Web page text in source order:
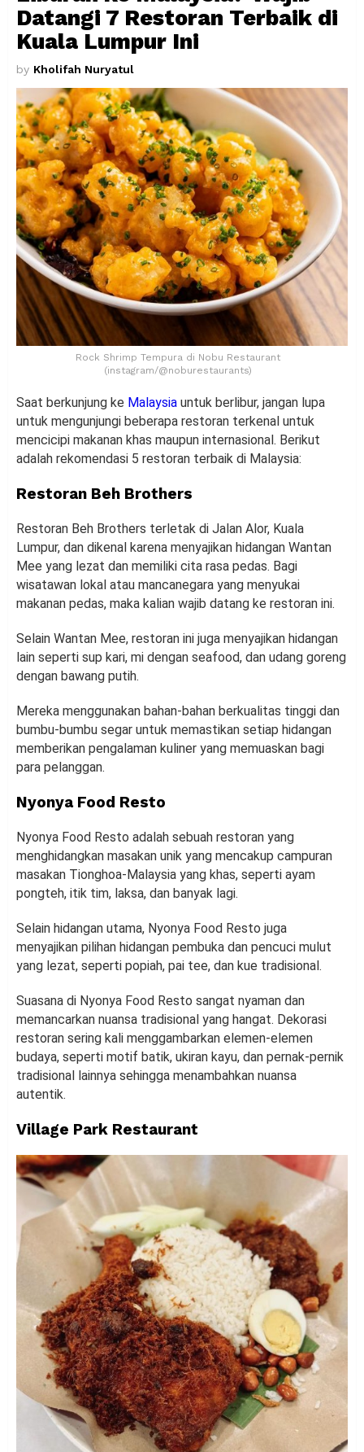
Datangi 7 Restoran Terbaik di
Kuala Lumpur Ini
by Kholifah Nuryatul
Rock Shrimp Tempura di Nobu Restaurant
(instagram/@noburestaurants)
Saat berkunjung ke Malaysia untuk berlibur, jangan lupa
untuk mengunjungi beberapa restoran terkenal untuk
mencicipi makanan khas maupun internasional. Berikut
adalah rekomendasi 5 restoran terbaik di Malaysia:
Restoran Beh Brothers
Restoran Beh Brothers terletak di Jalan Alor, Kuala
Lumpur, dan dikenal karena menyajikan hidangan Wantan
Mee yang lezat dan memiliki cita rasa pedas. Bagi
wisatawan lokal atau mancanegara yang menyukai
makanan pedas, maka kalian wajib datang ke restoran ini.
Selain Wantan Mee, restoran ini juga menyajikan hidangan
lain seperti sup kari, mi dengan seafood, dan udang goreng
dengan bawang putih.
Mereka menggunakan bahan-bahan berkualitas tinggi dan
bumbu-bumbu segar untuk memastikan setiap hidangan
memberikan pengalaman kuliner yang memuaskan bagi
para pelanggan.
Nyonya Food Resto
Nyonya Food Resto adalah sebuah restoran yang
menghidangkan masakan unik yang mencakup campuran
masakan Tionghoa-Malaysia yang khas, seperti ayam
pongteh, itik tim, laksa, dan banyak lagi.
Selain hidangan utama, Nyonya Food Resto juga
menyajikan pilihan hidangan pembuka dan pencuci mulut
yang lezat, seperti popiah, pai tee, dan kue tradisional.
Suasana di Nyonya Food Resto sangat nyaman dan
memancarkan nuansa tradisional yang hangat. Dekorasi
restoran sering kali menggambarkan elemen-elemen
budaya, seperti motif batik, ukiran kayu, dan pernak-pernik
tradisional lainnya sehingga menambahkan nuansa
autentik.
Village Park Restaurant